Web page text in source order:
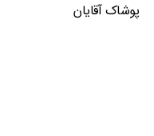
پوشاک آقایان